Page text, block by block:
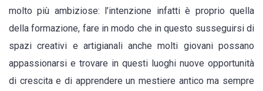
molto più ambiziose: l’intenzione infatti è proprio quella
della formazione, fare in modo che in questo susseguirsi di
spazi creativi e artigianali anche molti giovani possano
appassionarsi e trovare in questi luoghi nuove opportunità
di crescita e di apprendere un mestiere antico ma sempre